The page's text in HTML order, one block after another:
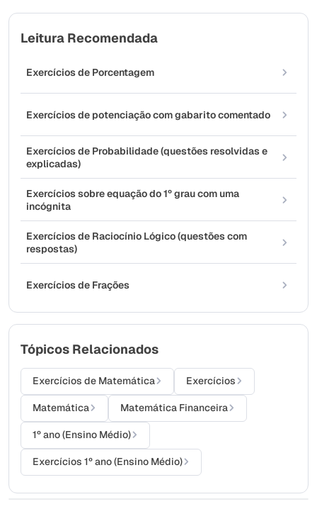
Leitura Recomendada
Exercícios de Porcentagem
Exercícios de potenciação com gabarito comentado
Exercícios de Probabilidade (questões resolvidas e
explicadas)
Exercícios sobre equação do 1º grau com uma
incógnita
Exercícios de Raciocínio Lógico (questões com
respostas)
Exercícios de Frações
Tópicos Relacionados
Exercícios de Matemática Exercícios
Matemática Matemática Financeira
1º ano (Ensino Médio)
Exercícios 1º ano (Ensino Médio)